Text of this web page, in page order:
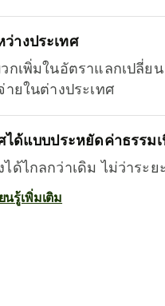
างประเทศ
กเพิ่มในอัตราแลกเปลี่ย
ายในต่างประเทศ
ได้แบบประหยัดค่าธรรม
ด้ไกลกว่าเดิม ไม่ว่าระย
นรู้เพิ่มเติม